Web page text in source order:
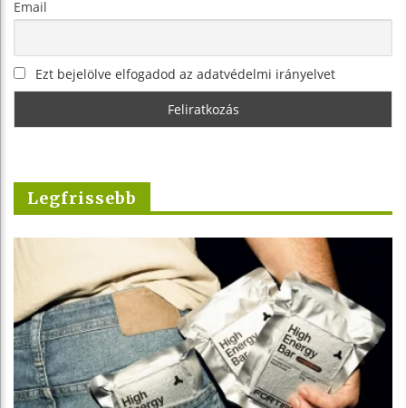
Email
Ezt bejelölve elfogadod az adatvédelmi irányelvet
Legfrissebb